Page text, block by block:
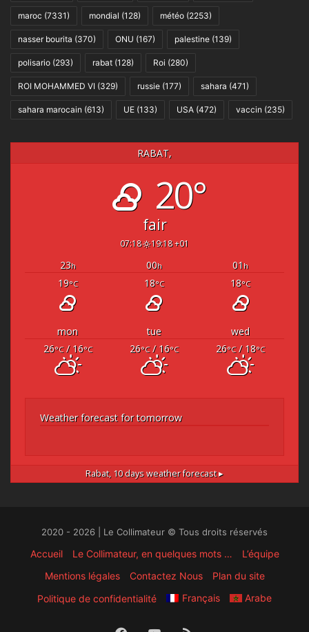
maroc (7331) mondial (128) météo (2253)
nasser bourita (370) ONU (167) palestine (139)
polisario (293) rabat (128) Roi (280)
ROI MOHAMMED VI (329) russie (177) sahara (471)
sahara marocain (613) UE (133) USA (472) vaccin (235)
RABAT,
20°
fair
07:18 19:18 +01
23h 00h 01 h
19°C 18°C 18°C
mon tue
wed
26°C/ 16°C 26°C/ 16°C 26°C/ 18°C
Weather forecast for tomorrow
Rabat, 10 days weather forecast ▸
2020 - 2026 | Le Collimateur © Tous droits réservés
Accueil Le Collimateur, en quelques mots …
L’équipe
Mentions légales
Contactez Nous
Plan du site
Politique de confidentialité
Français Arabe